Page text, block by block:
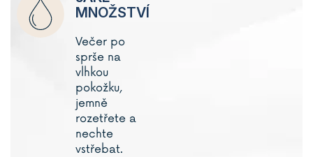
MNOŽSTVÍ
Večer po
sprše na
vlhkou
pokožku,
jemně
rozetřete a
nechte
vstřebat.